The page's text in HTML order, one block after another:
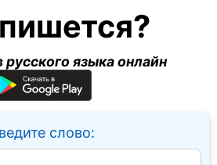
языка онлайн
слово: